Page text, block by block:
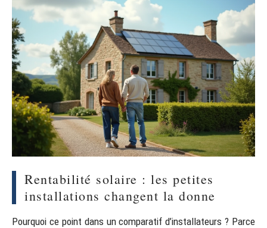
Rentabilité solaire : les petites
installations changent la donne
Pourquoi ce point dans un comparatif d’installateurs ? Parce